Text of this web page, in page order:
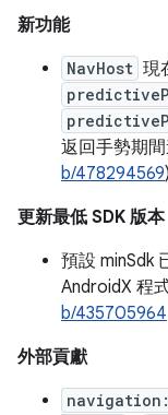
新功能
NavHost 現
返回手勢期
b/478294569)
更新最低 SDK 版本
預設 minSdk
AndroidX 程
b/435705964
外部貢獻